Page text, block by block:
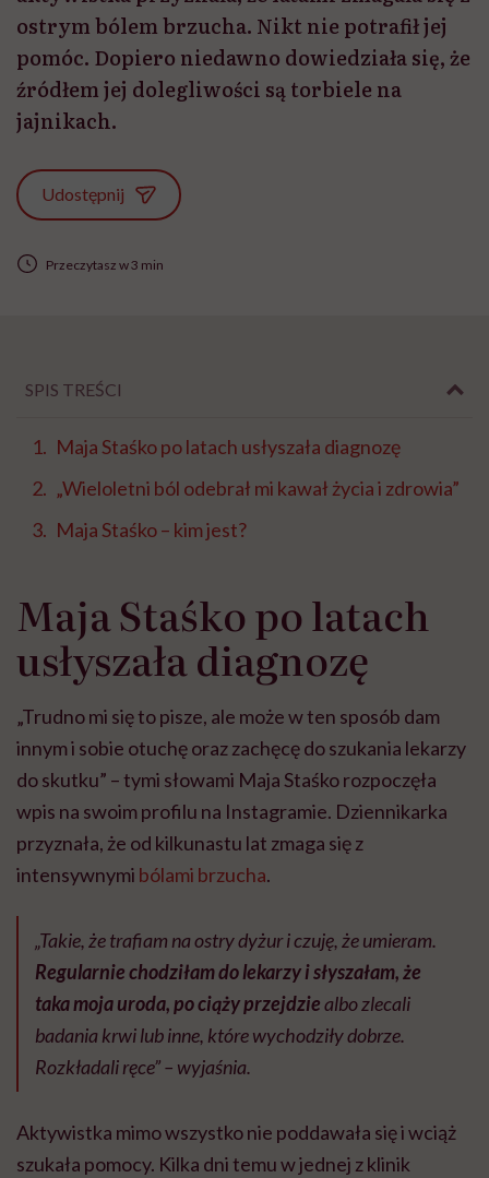
ostrym bólem brzucha. Nikt nie potrafił jej
pomóc. Dopiero niedawno dowiedziała się, że
źródłem jej dolegliwości są torbiele na
jajnikach.
Udostępnij
Przeczytasz w 3 min
SPIS TREŚCI
Maja Staśko po latach usłyszała diagnozę
„Wieloletni ból odebrał mi kawał życia i zdrowia”
Maja Staśko – kim jest?
Maja Staśko po latach
usłyszała diagnozę
„Trudno mi się to pisze, ale może w ten sposób dam
innym i sobie otuchę oraz zachęcę do szukania lekarzy
do skutku” – tymi słowami Maja Staśko rozpoczęła
wpis na swoim profilu na Instagramie. Dziennikarka
przyznała, że od kilkunastu lat zmaga się z
intensywnymi bólami brzucha.
„Takie, że trafiam na ostry dyżur i czuję, że umieram.
Regularnie chodziłam do lekarzy i słyszałam, że
taka moja uroda, po ciąży przejdziealbo zlecali
badania krwi lub inne, które wychodziły dobrze.
Rozkładali ręce” – wyjaśnia.
Aktywistka mimo wszystko nie poddawała się i wciąż
szukała pomocy. Kilka dni temu w jednej z klinik